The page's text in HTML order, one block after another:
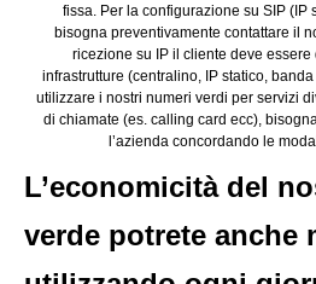
fissa. Per la configurazione su SIP (IP
bisogna preventivamente contattare il
ricezione su IP il cliente deve
infrastrutture (centralino, IP statico,
utilizzare i nostri numeri verdi per servizi
di chiamate (es. calling card ecc),
l’azienda concordando le
L’economicità del
verde potrete anche